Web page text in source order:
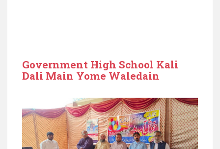
Government High School Kali
Dali Main Yome Waledain